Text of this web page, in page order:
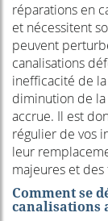
réparations en
et nécessitent
peuvent
canalisations
inefficacité de
diminution de
accrue. Il est
régulier de vos
leur
majeures et
Comment se
canalisations